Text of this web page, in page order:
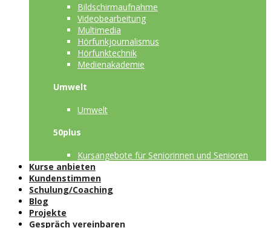
Bildschirmaufnahme
Videobearbeitung
Multimedia
Hörfunkjournalismus
Hörfunktechnik
Medienakademie
Umwelt
Umwelt
50plus
Kursangebote für Seniorinnen und Senioren
Kurse anbieten
Kundenstimmen
Schulung/Coaching
Blog
Projekte
Gespräch vereinbaren